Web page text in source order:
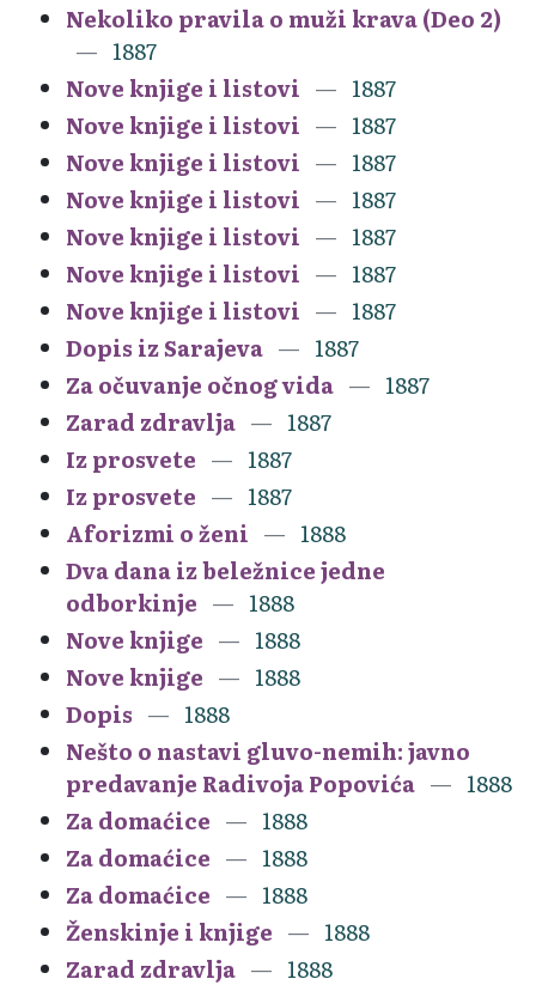
Nekoliko pravila o muži krava (Deo 2)
1887
Nove knjige i listovi
1887
Nove knjige i listovi
1887
Nove knjige i listovi
1887
Nove knjige i listovi
1887
Nove knjige i listovi
1887
Nove knjige i listovi
1887
Nove knjige i listovi
1887
Dopis iz Sarajeva
1887
Za očuvanje očnog vida
1887
Zarad zdravlja
1887
Iz prosvete
1887
Iz prosvete
1887
Aforizmi o ženi
1888
Dva dana iz beležnice jedne
odborkinje
1888
Nove knjige
1888
Nove knjige
1888
Dopis
1888
Nešto o nastavi gluvo-nemih: javno
predavanje Radivoja Popovića
1888
Za domaćice
1888
Za domaćice
1888
Za domaćice
1888
Ženskinje i knjige
1888
Zarad zdravlja
1888